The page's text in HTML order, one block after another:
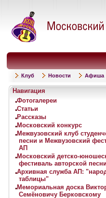
Клуб Новости Афиша
Навигация
Фотогалереи
Статьи
Рассказы
Московский конкурс
Межвузовский клуб
песни и Межвузовский
АП
Московский детско-
фестиваль авторской песни
Архивная служба АП:
таблицы"
Мемориальная доска
Семёновичу Берковскому